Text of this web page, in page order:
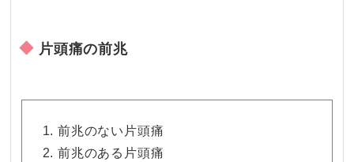
片頭痛の前兆
前兆のない片頭痛
前兆のある片頭痛